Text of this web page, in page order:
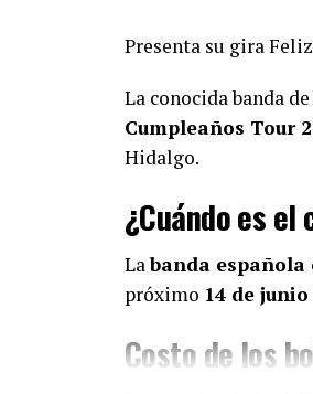
Presenta su gira
La conocida banda de
Cumpleaños Tour
Hidalgo.
¿Cuándo es
Labanda española
próximo 14 de
Costo de los